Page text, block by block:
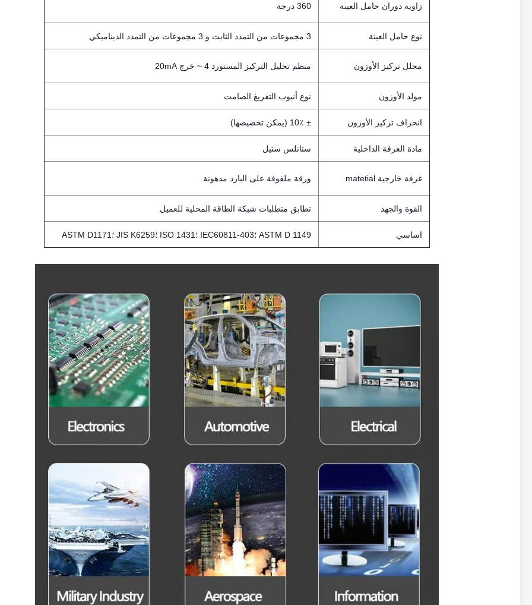
زاوية دوران حامل العينة 360 درجة
نوع حامل العينة 3 مجموعات من التمدد الثابت و 3 مجموعات من التمدد الديناميكي
محلل تركيز الأوزون منظم تحليل التركيز المستورد 4 ~ خرج 20mA
مولد الأوزون نوع أنبوب التفريغ الصامت
انحراف تركيز الأوزون ± 10٪ (يمكن تخصيصها)
مادة الغرفة الداخلية ستانلس ستيل
غرفة خارجية matetial ورقة ملفوفة على البارد مدهونة
القوة والجهد تطابق متطلبات شبكة الطاقة المحلية للعميل
اساسي ASTM D 1149 ؛IEC60811-403 ؛ISO 1431 ؛JIS K6259 ؛ASTM D1171